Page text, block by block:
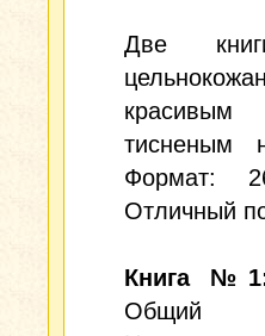
Две
тисненым
Формат:
Отличный
Книга
Общий